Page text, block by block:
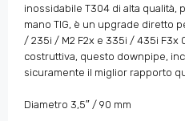
inossidabile T304 di alta qualità,
mano TIG, è un upgrade diretto
/ 235i / M2 F2x e 335i / 435i F3x
costruttiva, questo downpipe,
sicuramente il miglior rapporto
Diametro 3,5″ / 90 mm